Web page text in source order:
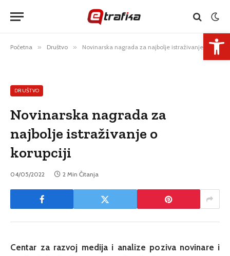
Početna » Društvo » Novinarska nagrada za najbolje istraživanje o korupciji
DRUŠTVO
Novinarska nagrada za
najbolje istraživanje o
korupciji
04/05/2022 2 Min Čitanja
Centar za razvoj medija i analize poziva novinare i